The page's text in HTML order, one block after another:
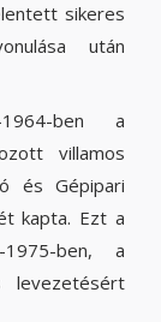
sikeres
után
1964-ben a
villamos
és Gépipari
kapta. Ezt a
ben, a
levezetésért